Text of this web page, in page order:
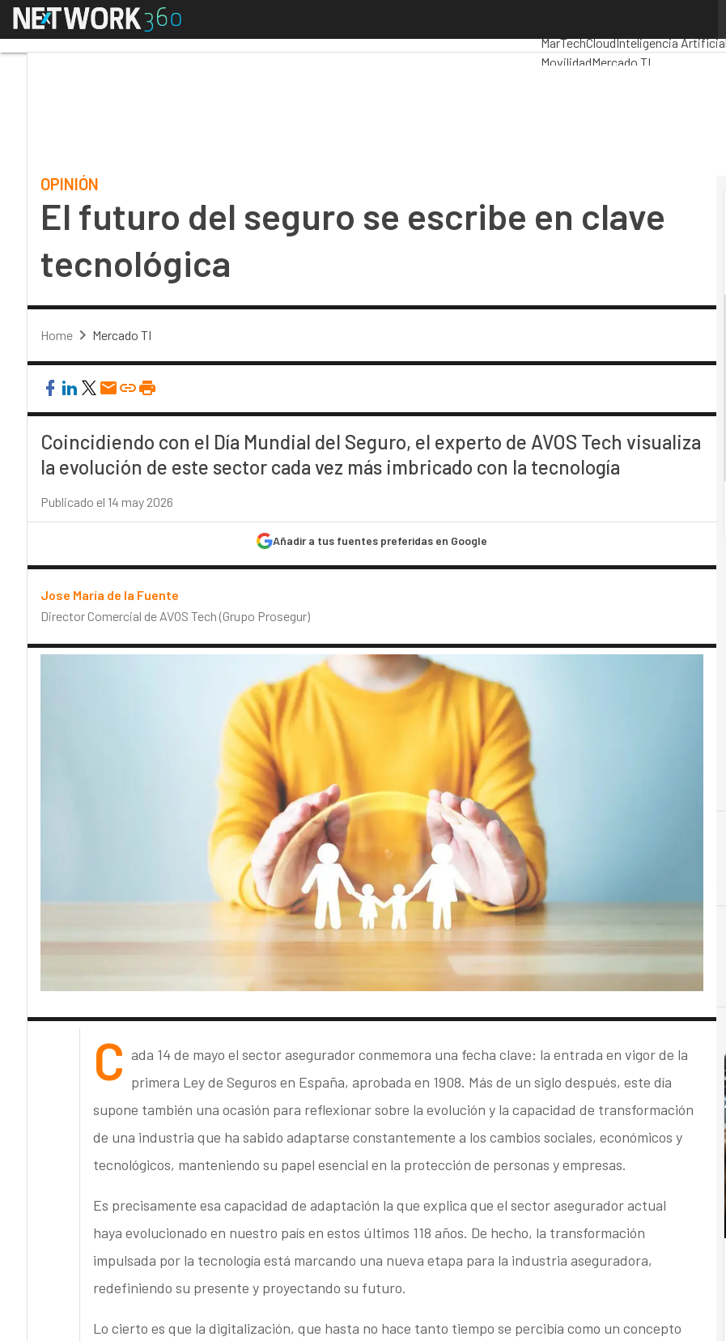
Menú
MarTechCloudInteligencia
MovilidadMercado TI
OPINIÓN
El futuro del seguro se escribe en clave
tecnológica
Home Mercado TI
Coincidiendo con el Día Mundial del Seguro, el experto de AVOS Tech visualiza
la evolución de este sector cada vez más imbricado con la tecnología
Publicado el 14 may 2026
Añadir a tus fuentes preferidas en Google
Jose María de la Fuente
Director Comercial de AVOS Tech (Grupo Prosegur)
C ada 14 de mayo el sector asegurador conmemora una fecha clave: la entrada en vigor de la
primera Ley de Seguros en España, aprobada en 1908. Más de un siglo después, este día
supone también una ocasión para reflexionar sobre la evolución y la capacidad de transformación
de una industria que ha sabido adaptarse constantemente a los cambios sociales, económicos y
tecnológicos, manteniendo su papel esencial en la protección de personas y empresas.
Es precisamente esa capacidad de adaptación la que explica que el sector asegurador actual
haya evolucionado en nuestro país en estos últimos 118 años. De hecho, la transformación
impulsada por la tecnología está marcando una nueva etapa para la industria aseguradora,
redefiniendo su presente y proyectando su futuro.
Lo cierto es que la digitalización, que hasta no hace tanto tiempo se percibía como un concepto